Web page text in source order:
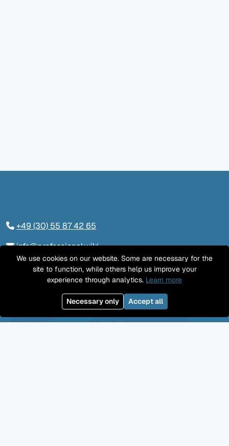
+49 (30) 55 87 42 65
info@professional.wiki
Tieckstraße 24, 10115 Berlin
We use cookies on our website. Some are necessary for the
site to function, while others help us improve your
experience through analytics. Learn more
Necessary only Accept all